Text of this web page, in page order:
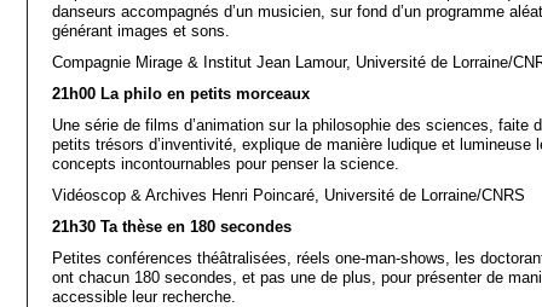
danseurs accompagnés d’un musicien, sur fond d’un programme
générant images et sons.
Compagnie Mirage & Institut Jean Lamour, Université de Lorraine/
21h00 La philo en petits morceaux
Une série de films d’animation sur la philosophie des sciences, faite
petits trésors d’inventivité, explique de manière ludique et lumineuse
concepts incontournables pour penser la science.
Vidéoscop & Archives Henri Poincaré, Université de Lorraine/CNRS
21h30 Ta thèse en 180 secondes
Petites conférences théâtralisées, réels one-man-shows, les
ont chacun 180 secondes, et pas une de plus, pour présenter de
accessible leur recherche.